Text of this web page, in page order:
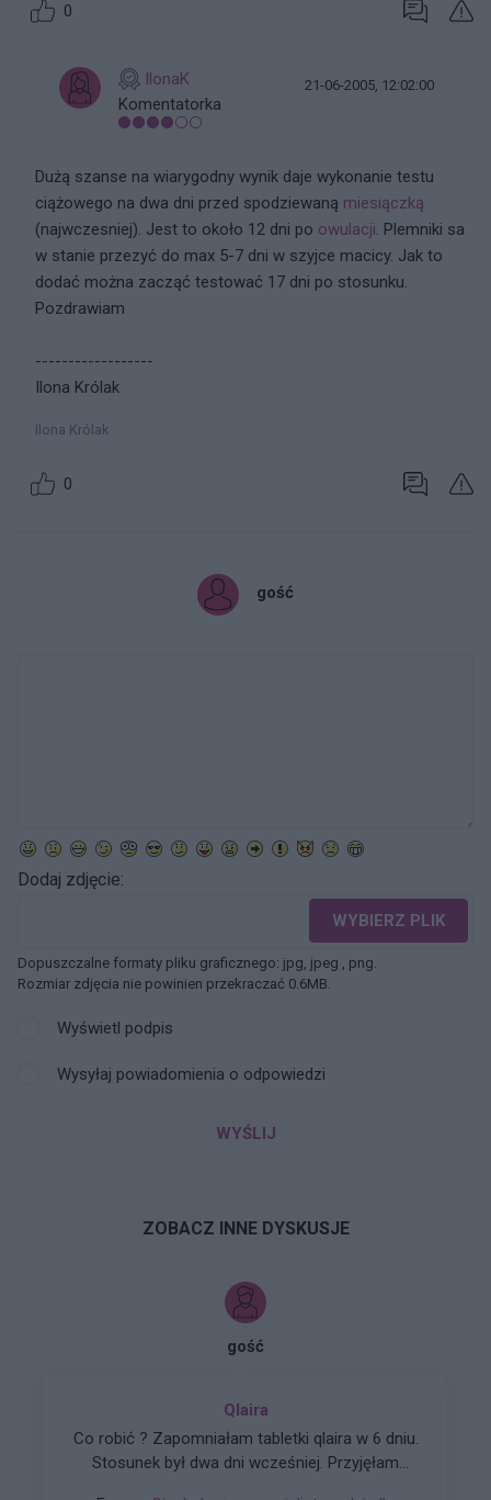
0
IlonaK
Komentatorka
21-06-2005, 12:02:00
Dużą szanse na wiarygodny wynik daje wykonanie testu
ciążowego na dwa dni przed spodziewaną miesiączką
(najwczesniej). Jest to około 12 dni po owulacji. Plemniki sa
w stanie przezyć do max 5-7 dni w szyjce macicy. Jak to
dodać można zacząć testować 17 dni po stosunku.
Pozdrawiam
------------------
Ilona Królak
Ilona Królak
0
gość
Dodaj zdjęcie:
WYBIERZ PLIK
Dopuszczalne formaty pliku graficznego: jpg, jpeg , png.
Rozmiar zdjęcia nie powinien przekraczać 0.6MB.
Wyświetl podpis
Wysyłaj powiadomienia o odpowiedzi
WYŚLIJ
ZOBACZ INNE DYSKUSJE
gość
Qlaira
Co robić ? Zapomniałam tabletki qlaira w 6 dniu.
Stosunek był dwa dni wcześniej. Przyjęłam